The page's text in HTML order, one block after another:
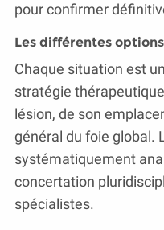
pour confirmer
Les différentes
Chaque situation est
stratégie
lésion, de son
général du foie global.
systématiquement
concertation
spécialistes.